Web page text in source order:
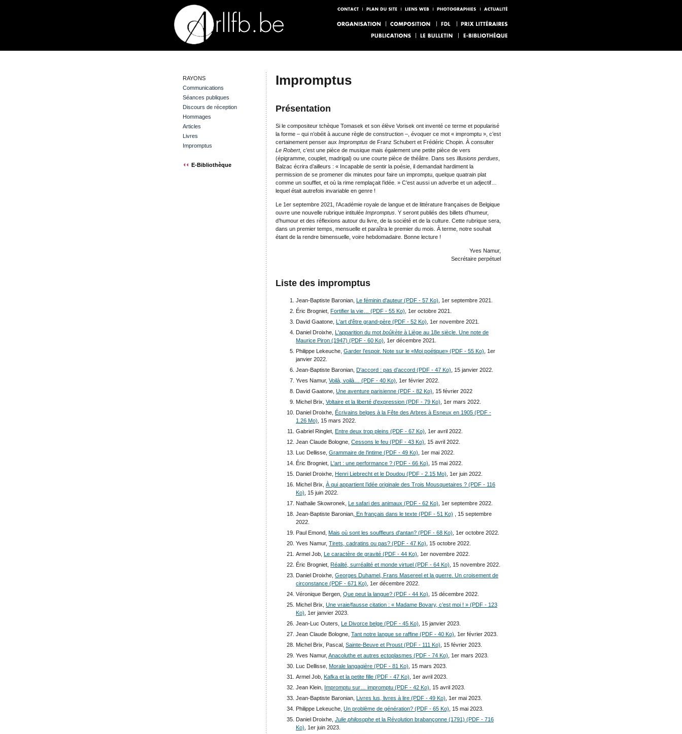
RAYONS
Communications
Séances publiques
Discours de réception
Hommages
Articles
Livres
Impromptus
E-Bibliothèque
Impromptus
Présentation
Si le compositeur tchèque Tomasek et son élève Vorisek ont inventé ce terme et popularisé
la forme – qui n’obéit à aucune règle de construction –, évoquer ce mot « impromptu », c’est
certainement penser aux Impromptus de Franz Schubert et Frédéric Chopin. À consulter
Le Robert, c’est une pièce de musique mais également une petite pièce de vers
(épigramme, couplet, madrigal) ou une courte pièce de théâtre. Dans ses Illusions perdues
Balzac écrira d’ailleurs : « Incapable de sentir la poésie, il demandait hardiment la
permission de se promener dix minutes pour faire un impromptu, quelque quatrain plat
comme un soufflet, et où la rime remplaçait l’idée. » C’est aussi un adverbe et un adjectif…
lequel était autrefois invariable en genre !
Le 1er septembre 2021, l’Académie royale de langue et de littérature françaises de Belgique
ouvre une nouvelle rubrique intitulée Impromptus . Y seront publiés des billets d’humeur,
d’humour et des réflexions autour du livre, de la société et de la culture. Cette rubrique sera,
dans un premier temps, mensuelle et paraîtra le premier du mois. À terme, notre souhait
étant de la rendre bimensuelle, voire hebdomadaire. Bonne lecture !
Yves Namur,
Secrétaire perpétuel
Liste des impromptus
Jean-Baptiste Baronian, Le féminin d'auteur (PDF - 57 Ko) , 1er septembre 2021.
Éric Brogniet, Fortifier la vie… (PDF - 55 Ko) , 1er octobre 2021.
David Gaatone, L'art d'être grand-père (PDF - 52 Ko) , 1er novembre 2021.
Daniel Droixhe, L'apparition du mot boûkète à Liège au 18e siècle. Une note de
Maurice Piron (1947) (PDF - 60 Ko) , 1er décembre 2021.
Philippe Lekeuche, Garder l’espoir. Note sur le «Moi poétique» (PDF - 55 Ko) , 1er
janvier 2022.
Jean-Baptiste Baronian, D'accord : pas d’accord (PDF - 47 Ko) , 15 janvier 2022.
Yves Namur, Voilà, voilà… (PDF - 40 Ko) , 1er février 2022.
David Gaatone, Une aventure parisienne (PDF - 82 Ko) , 15 février 2022
Michel Brix, Voltaire et la liberté d'expression (PDF - 79 Ko) , 1er mars 2022.
Daniel Droixhe, Écrivains belges à la Fête des Arbres à Esneux en 1905 (PDF -
1.26 Mo) , 15 mars 2022.
Gabriel Ringlet, Entre deux trop pleins (PDF - 67 Ko) , 1er avril 2022.
Jean Claude Bologne, Cessons le feu (PDF - 43 Ko) , 15 avril 2022.
Luc Dellisse, Grammaire de l'intime (PDF - 49 Ko) , 1er mai 2022.
Éric Brogniet, L'art : une performance ? (PDF - 66 Ko) , 15 mai 2022.
Daniel Droixhe, Henri Liebrecht et le Doudou (PDF - 2.15 Mo) , 1er juin 2022.
Michel Brix, À qui appartient l’idée originale des Trois Mousquetaires ? (PDF - 116
Ko) , 15 juin 2022.
Nathalie Skowronek, Le safari des animaux (PDF - 62 Ko) , 1er septembre 2022.
Jean-Baptiste Baronian, En français dans le texte (PDF - 51 Ko)
, 15 septembre
2022.
Paul Emond, Mais où sont les souffleurs d'antan? (PDF - 68 Ko) , 1er octobre 2022.
Yves Namur, Tirets, cadratins ou pas? (PDF - 47 Ko) , 15 octobre 2022.
Armel Job, Le caractère de gravité (PDF - 44 Ko) , 1er novembre 2022.
Éric Brogniet, Réalité, surréalité et monde virtuel (PDF - 64 Ko) , 15 novembre 2022.
Daniel Droixhe, Georges Duhamel, Frans Masereel et la guerre. Un croisement de
circonstance (PDF - 671 Ko) , 1er décembre 2022.
Véronique Bergen, Que peut la langue? (PDF - 44 Ko) , 15 décembre 2022.
Michel Brix, Une vraie/fausse citation : « Madame Bovary, c’est moi ! » (PDF - 123
Ko) , 1er janvier 2023.
Jean-Luc Outers, Le Divorce belge (PDF - 45 Ko) , 15 janvier 2023.
Jean Claude Bologne, Tant notre langue se raffine (PDF - 40 Ko) , 1er février 2023.
Michel Brix, Pascal, Sainte-Beuve et Proust (PDF - 111 Ko) , 15 février 2023.
Yves Namur, Anacoluthe et autres ectoplasmes (PDF - 74 Ko) , 1er mars 2023.
Luc Dellisse, Morale langagière (PDF - 81 Ko) , 15 mars 2023.
Armel Job, Kafka et la petite fille (PDF - 47 Ko) , 1er avril 2023.
Jean Klein, Impromptu sur… impromptu (PDF - 42 Ko) , 15 avril 2023.
Jean-Baptiste Baronian, Livres lus, livres à lire (PDF - 49 Ko) , 1er mai 2023.
Philippe Lekeuche, Un problème de génération? (PDF - 65 Ko) , 15 mai 2023.
Daniel Droixhe, Julie philosophe et la Révolution brabançonne (1791) (PDF - 716
Ko) , 1er juin 2023.